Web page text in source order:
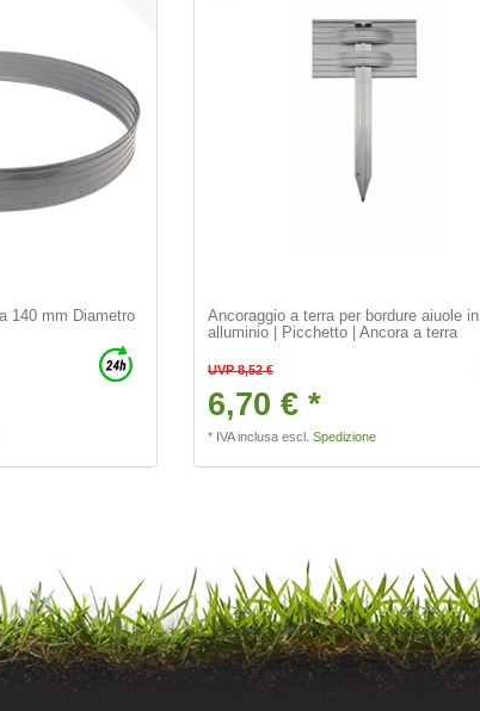
140 mm Diametro
Ancoraggio a terra per bordure aiuole in
alluminio | Picchetto | Ancora a terra
UVP 8,52 €
6,70 € *
* IVA inclusa escl.Spedizione